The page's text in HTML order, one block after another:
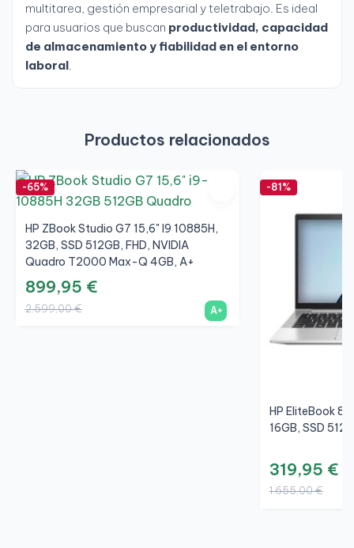
multitarea, gestión empresarial y teletrabajo. Es ideal
para usuarios que buscan productividad, capacidad
de almacenamiento y fiabilidad en el entorno
laboral.
Productos relacionados
-65%
HP ZBook Studio G7 15,6" I9 10885H,
32GB, SSD 512GB, FHD, NVIDIA
Quadro T2000 Max-Q 4GB, A+
899,95 €
2.599,00 € A+
-81%
HP EliteBook
16GB, SSD
319,95 €
1.655,00 €